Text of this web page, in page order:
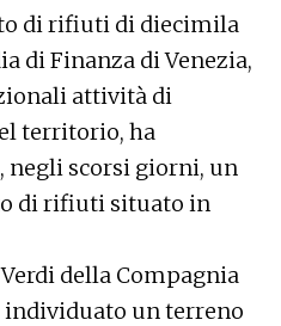
di rifiuti di diecimila
di Finanza di Venezia,
attività di
territorio, ha
negli scorsi giorni, un
di rifiuti situato in
della Compagnia
un terreno